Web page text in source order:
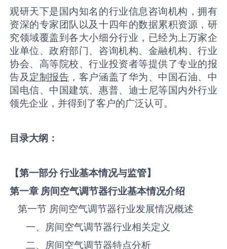
观研天下是国内知名的行业信息咨询机构，拥有
资深的专家团队以及十四年的数据累积资源，研
究领域覆盖到各大小细分行业，已经为上万家企
业单位、政府部门、咨询机构、金融机构、行业
协会、高等院校、行业投资者等提供了专业的报
告及定制报告 ，客户涵盖了华为、中国石油、中
国电信、中国建筑、惠普、迪士尼等国内外行业
领先企业，并得到了客户的广泛认可。
目录大纲：
【第一部分 行业基本情况与监管】
第一章 房间空气调节器行业基本情况介绍
第一节 ‌房间空气调节器‌‌‌‌行业发展情况概述
一、‌房间空气调节器‌‌‌‌行业相关定义
二、‌房间空气调节器‌‌‌‌特点分析